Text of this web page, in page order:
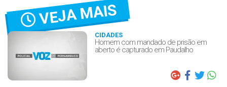
VEJA MAIS
CIDADES
Homem com mandado de prisão em
aberto é capturado em Paudalho